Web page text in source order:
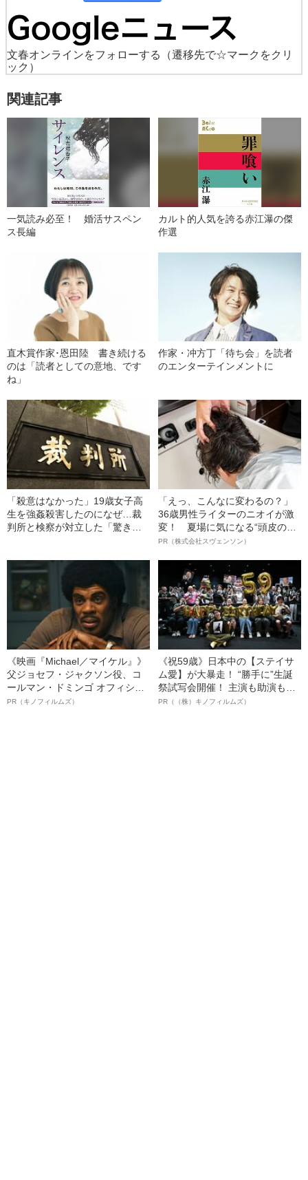
文春オンラインをフォローする
（遷移先で☆マークをクリ
ック）
関連記事
一気読み必至！ 婚活サスペン
ス長編
カルト的人気を誇る赤江瀑の傑
作選
直木賞作家･恩田陸 書き続ける
のは「読者としての意地、です
ね」
作家・冲方丁「待ち会」を読者
のエンターテインメントに
「殺意はなかった」19歳女子高
生を強姦殺害したのになぜ…裁
判所と検察が対立した「驚きの
「えっ、こんなに変わるの？」
36歳男性ライターのニオイが激
変！ 夏場に気になる“頭皮のニ
オイ”や“ベタつき”を解消す
ト”が生み出した徹底ケアとは
PR（株式会社スヴェンソン）
《映画『Michael／マイケル』》
父ジョセフ・ジャクソン役、コ
ールマン・ドミンゴ オフィシャ
ルインタビュー“観客を魅了した
PR（キノフィルムズ）
《祝59歳》日本中の【ステイサ
ム愛】が大暴走！ “勝手に”生誕
祭試写会開催！ 主演も助演も全
部ステイサム！「ステサミー
PR（（株）キノフィルムズ）